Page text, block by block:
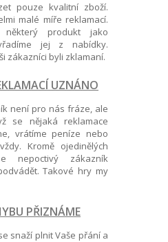
pouze kvalitní zboží.
malé míře reklamací.
produkt jako
jej z nabídky.
zákazníci byli zklamaní.
UZNÁNO
není pro nás fráze, ale
se nějaká reklamace
vrátíme peníze nebo
Kromě ojedinělých
nepoctivý zákazník
Takové hry my
PŘIZNÁME
snaží plnit Vaše přání a